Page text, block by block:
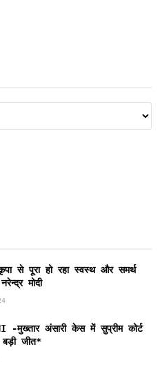
कृपा से पूरा हो रहा स्वस्थ और समर्थ
मोदी
-मुख्तार अंसारी केस में सुप्रीम कोर्ट
बड़ी जीत*